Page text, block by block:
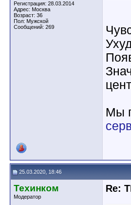
Регистрация: 28.03.2014
Адрес: Москва
Возраст: 36
Пол: Мужской
Сообщений: 269
Мы
25.03.2020, 18:46
Техинком
Модератор
Re: